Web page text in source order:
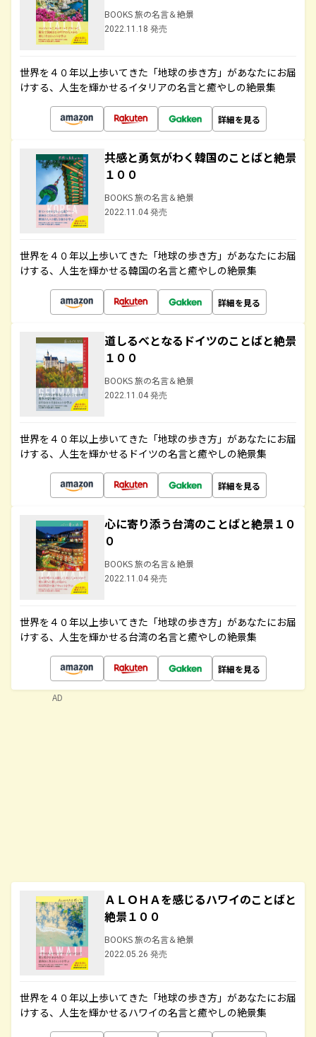
BOOKS 旅の名言＆絶景
2022.11.18 発売
世界を４０年以上歩いてきた「地球の歩き方」があなたにお届
けする、人生を輝かせるイタリアの名言と癒やしの絶景集
詳細を見る
共感と勇気がわく韓国のことばと絶景
１００
BOOKS 旅の名言＆絶景
2022.11.04 発売
世界を４０年以上歩いてきた「地球の歩き方」があなたにお届
けする、人生を輝かせる韓国の名言と癒やしの絶景集
詳細を見る
道しるべとなるドイツのことばと絶景
１００
BOOKS 旅の名言＆絶景
2022.11.04 発売
世界を４０年以上歩いてきた「地球の歩き方」があなたにお届
けする、人生を輝かせるドイツの名言と癒やしの絶景集
詳細を見る
心に寄り添う台湾のことばと絶景１０
０
BOOKS 旅の名言＆絶景
2022.11.04 発売
世界を４０年以上歩いてきた「地球の歩き方」があなたにお届
けする、人生を輝かせる台湾の名言と癒やしの絶景集
詳細を見る
ＡＬＯＨＡを感じるハワイのことばと
絶景１００
BOOKS 旅の名言＆絶景
2022.05.26 発売
世界を４０年以上歩いてきた「地球の歩き方」があなたにお届
けする、人生を輝かせるハワイの名言と癒やしの絶景集
AD